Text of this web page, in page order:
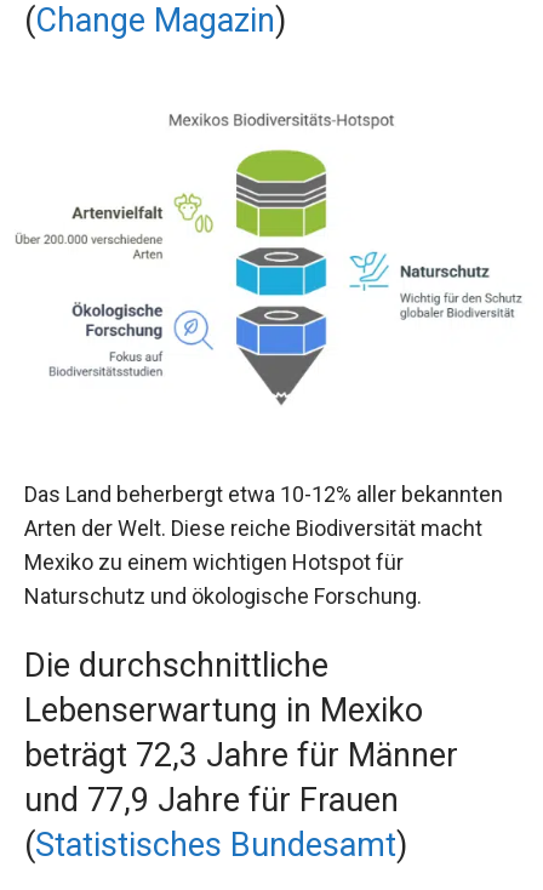
(Change Magazin)
Das Land beherbergt etwa 10-12% aller bekannten
Arten der Welt. Diese reiche Biodiversität macht
Mexiko zu einem wichtigen Hotspot für
Naturschutz und ökologische Forschung.
Die durchschnittliche
Lebenserwartung in Mexiko
beträgt 72,3 Jahre für Männer
und 77,9 Jahre für Frauen
(Statistisches Bundesamt)